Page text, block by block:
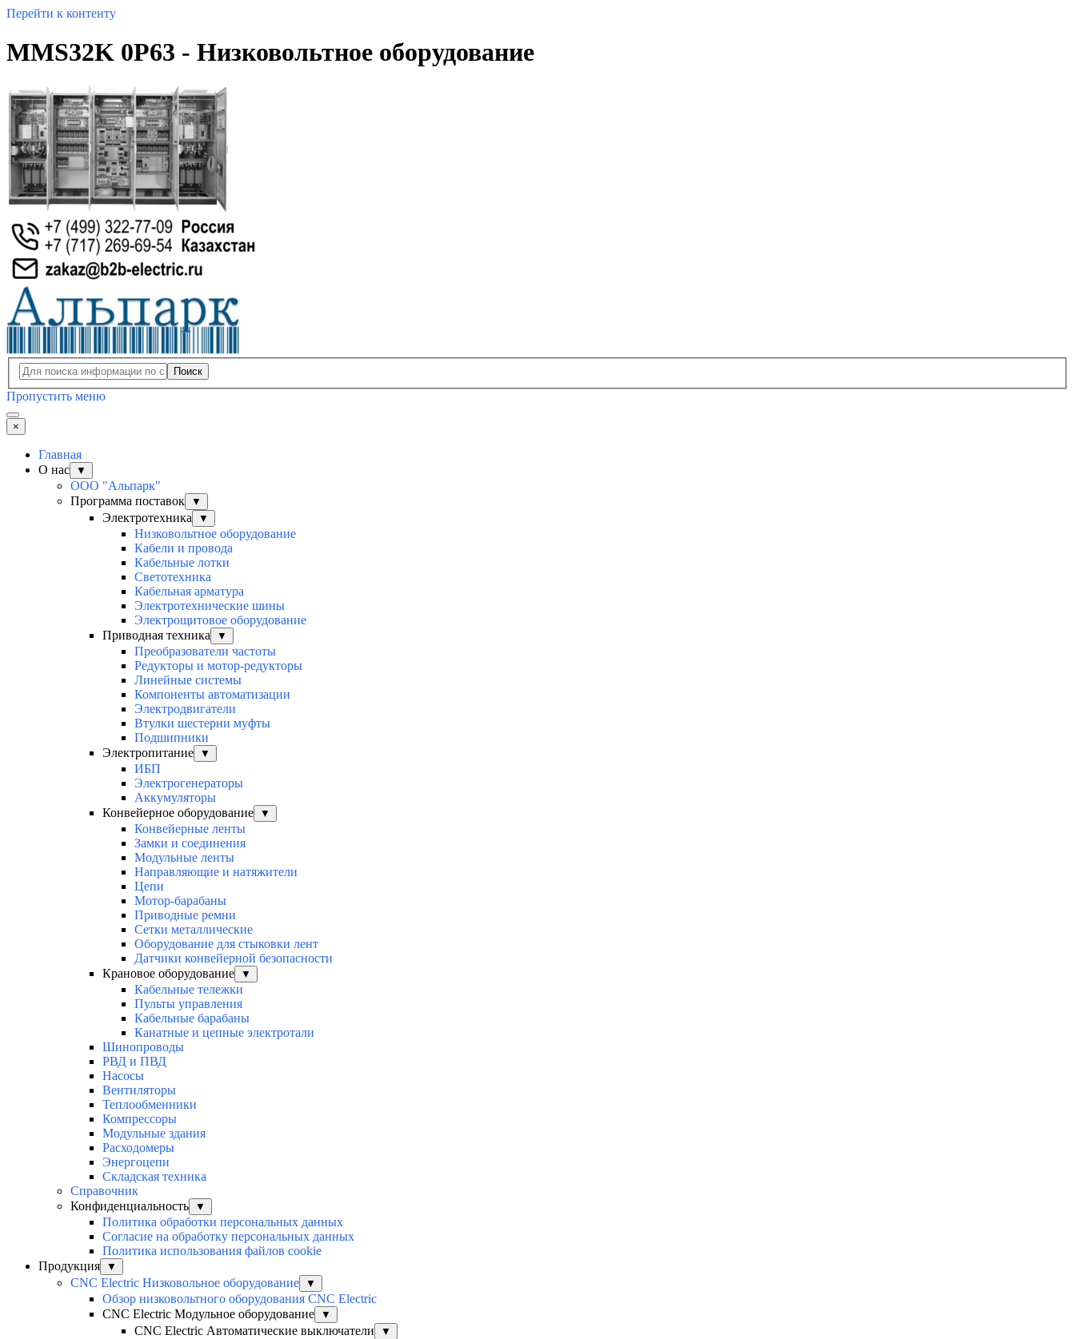
Перейти к контенту
MMS32K 0P63 - Низковольтное оборудование
Поиск
Пропустить меню
×
Главная
О нас
▼
ООО "Альпарк"
Программа поставок
▼
Электротехника ▼
Низковольтное оборудование
Кабели и провода
Кабельные лотки
Светотехника
Кабельная арматура
Электротехнические шины
Электрощитовое оборудование
Приводная техника
▼
Преобразователи частоты
Редукторы и мотор-редукторы
Линейные системы
Компоненты автоматизации
Электродвигатели
Втулки шестерни муфты
Подшипники
Электропитание
▼
ИБП
Электрогенераторы
Аккумуляторы
Конвейерное оборудование
▼
Конвейерные ленты
Замки и соединения
Модульные ленты
Направляющие и натяжители
Цепи
Мотор-барабаны
Приводные ремни
Сетки металлические
Оборудование для стыковки лент
Датчики конвейерной безопасности
Крановое оборудование
▼
Кабельные тележки
Пульты управления
Кабельные барабаны
Канатные и цепные электротали
Шинопроводы
РВД и ПВД
Насосы
Вентиляторы
Теплообменники
Компрессоры
Модульные здания
Расходомеры
Энергоцепи
Складская техника
Справочник
Конфиденциальность
▼
Политика обработки персональных данных
Согласие на обработку персональных данных
Политика использования файлов cookie
Продукция
▼
CNC Electric Низковольное оборудование ▼
Обзор низковольтного оборудования CNC Electric
CNC Electric Модульное оборудование
▼
CNC Electric Автоматические выключатели ▼